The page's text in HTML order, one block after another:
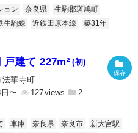
ョン 奈良県
生駒郡斑鳩町
生駒線 近鉄田原本線
築31年
戸建て 227m² (初)
法華寺町
〜
127 2
車庫 奈良県 奈良市
新大宮駅